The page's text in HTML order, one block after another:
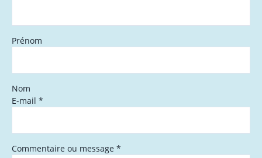
Prénom
Nom
E-mail *
Commentaire ou message *